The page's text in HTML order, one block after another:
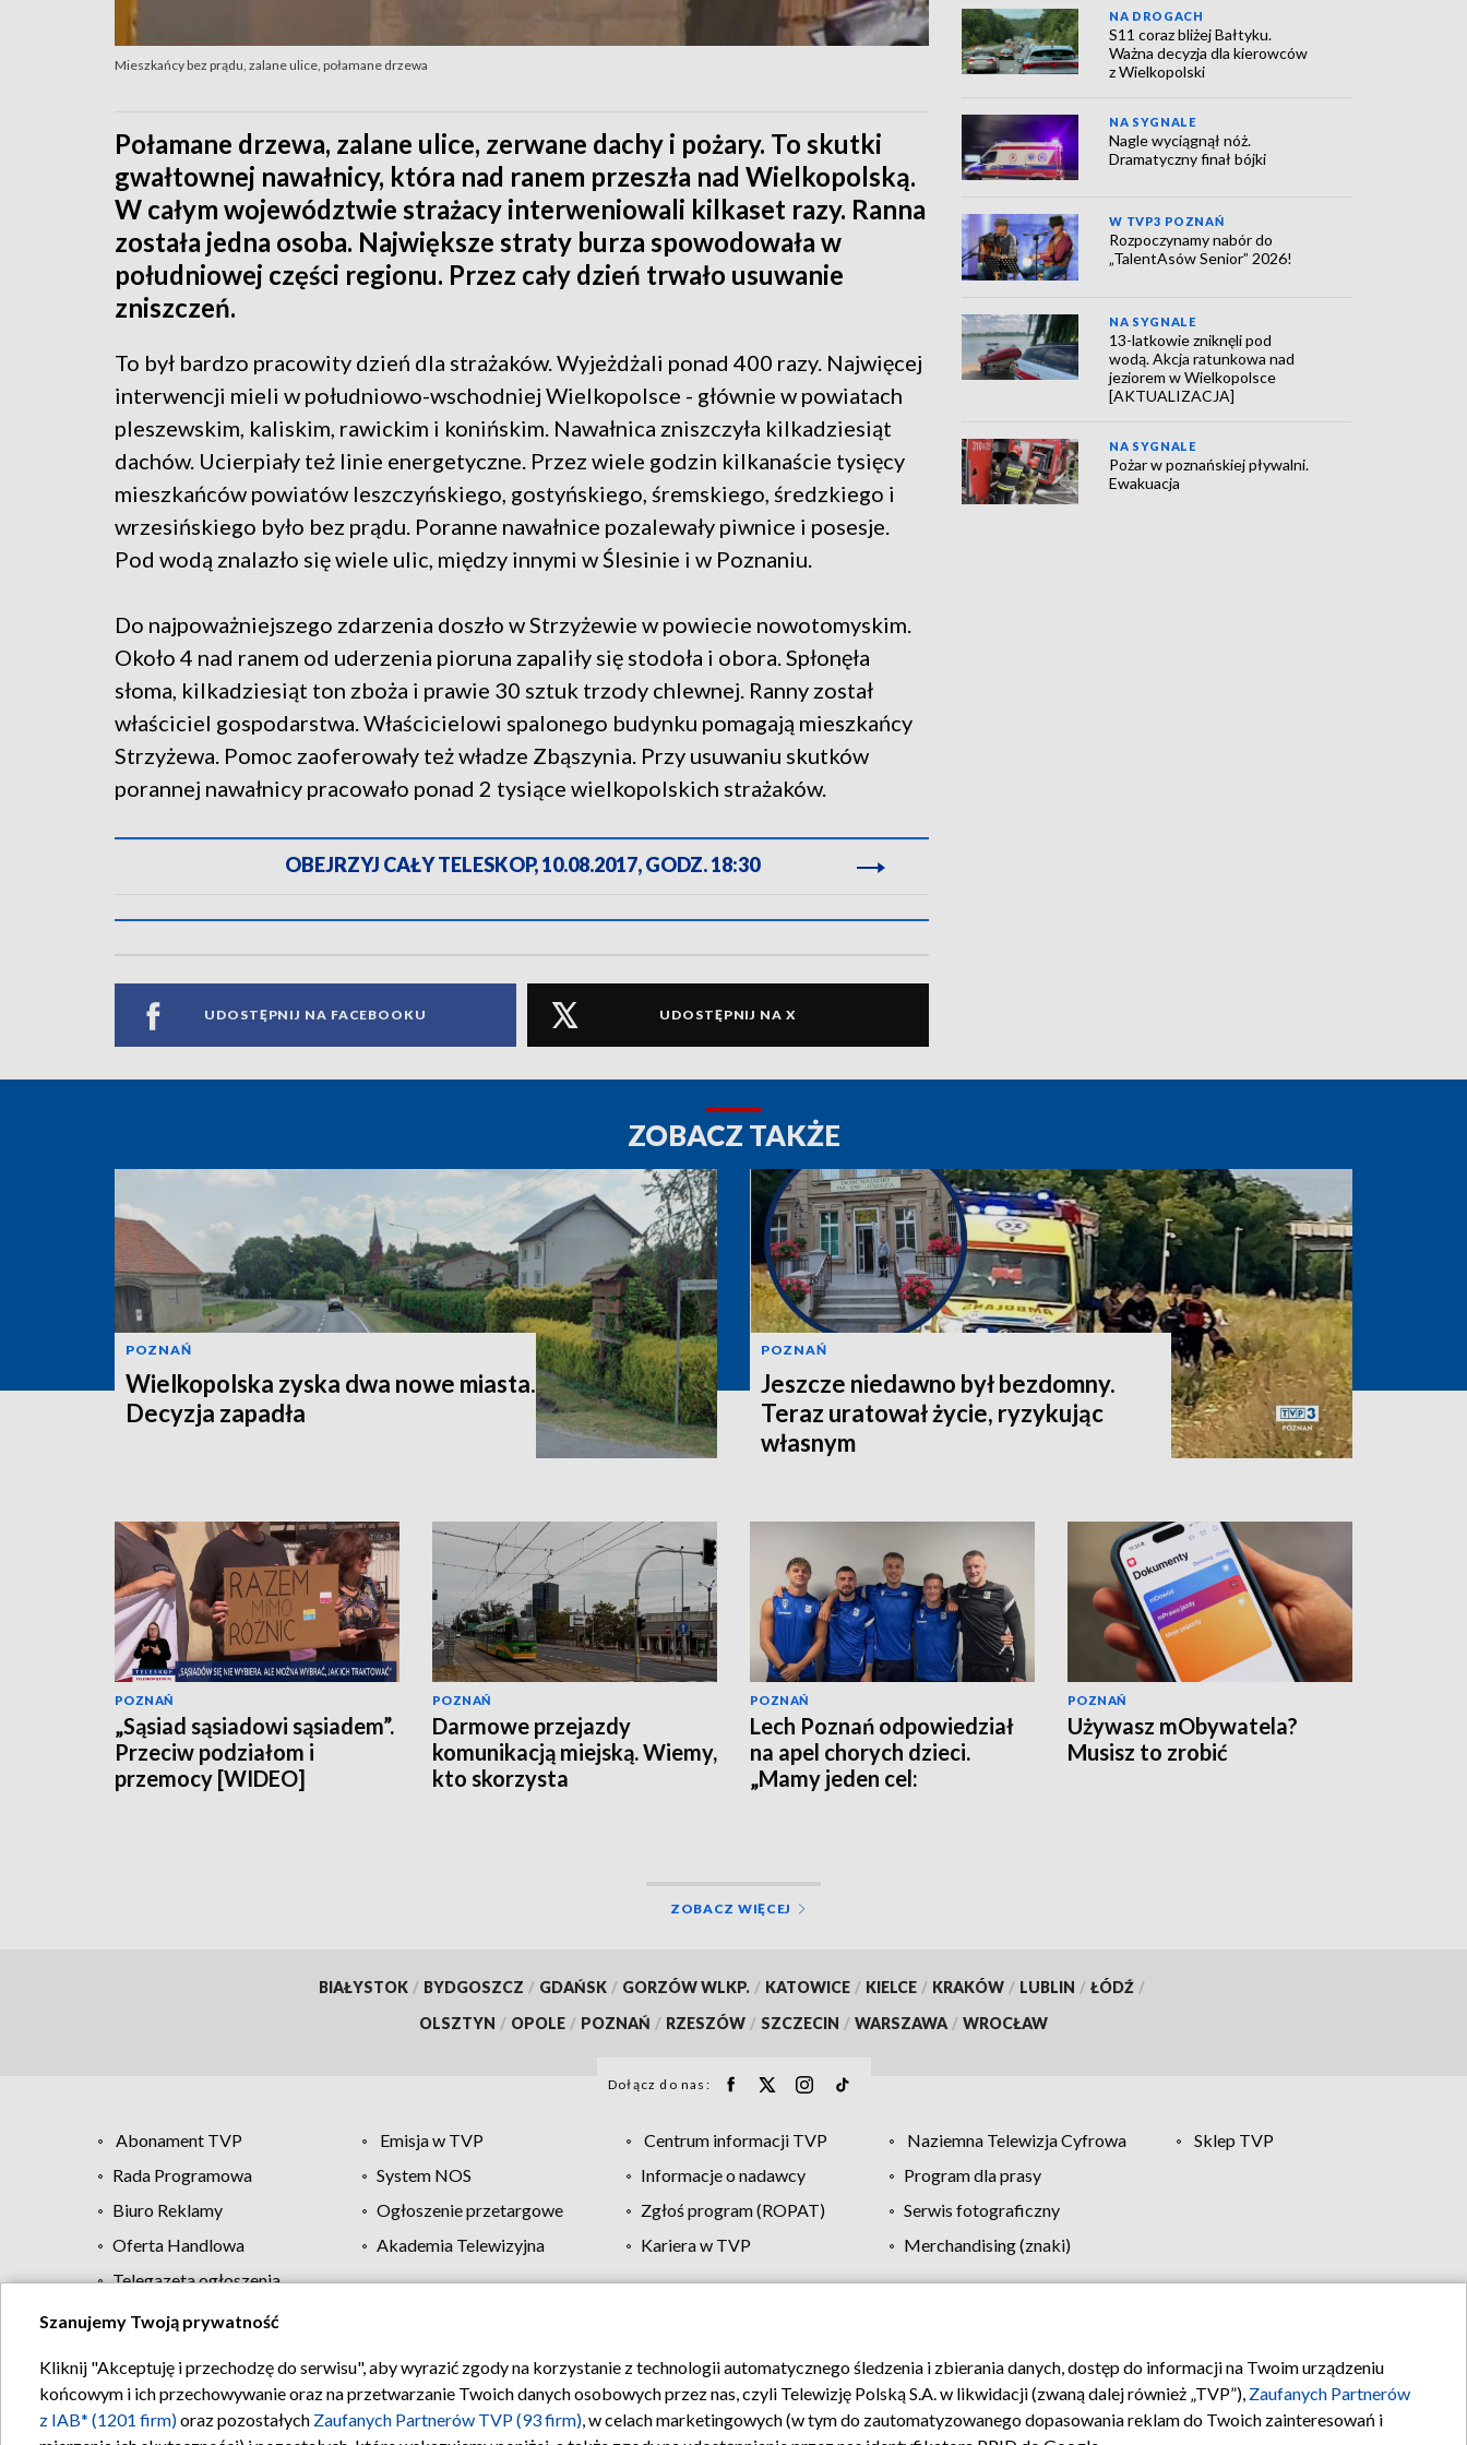
Mieszkańcy bez prądu, zalane ulice, połamane drzewa
Połamane drzewa, zalane ulice, zerwane dachy i pożary. To skutki
gwałtownej nawałnicy, która nad ranem przeszła nad Wielkopolską.
W całym województwie strażacy interweniowali kilkaset razy. Ranna
została jedna osoba. Największe straty burza spowodowała w
południowej części regionu. Przez cały dzień trwało usuwanie
zniszczeń.
To był bardzo pracowity dzień dla strażaków. Wyjeżdżali ponad 400 razy. Najwięcej
interwencji mieli w południowo-wschodniej Wielkopolsce - głównie w powiatach
pleszewskim, kaliskim, rawickim i konińskim. Nawałnica zniszczyła kilkadziesiąt
dachów. Ucierpiały też linie energetyczne. Przez wiele godzin kilkanaście tysięcy
mieszkańców powiatów leszczyńskiego, gostyńskiego, śremskiego, średzkiego i
wrzesińskiego było bez prądu. Poranne nawałnice pozalewały piwnice i posesje.
Pod wodą znalazło się wiele ulic, między innymi w Ślesinie i w Poznaniu.
Do najpoważniejszego zdarzenia doszło w Strzyżewie w powiecie nowotomyskim.
Około 4 nad ranem od uderzenia pioruna zapaliły się stodoła i obora. Spłonęła
słoma, kilkadziesiąt ton zboża i prawie 30 sztuk trzody chlewnej. Ranny został
właściciel gospodarstwa. Właścicielowi spalonego budynku pomagają mieszkańcy
Strzyżewa. Pomoc zaoferowały też władze Zbąszynia. Przy usuwaniu skutków
porannej nawałnicy pracowało ponad 2 tysiące wielkopolskich strażaków.
OBEJRZYJ CAŁY TELESKOP, 10.08.2017, GODZ. 18:30
UDOSTĘPNIJ NA FACEBOOKU UDOSTĘPNIJ NA X
NA DROGACH
S11 coraz bliżej Bałtyku.
Ważna decyzja dla kierowców
z Wielkopolski
NA SYGNALE
Nagle wyciągnął nóż.
Dramatyczny finał bójki
W TVP3 POZNAŃ
Rozpoczynamy nabór do
„TalentAsów Senior” 2026!
NA SYGNALE
13-latkowie zniknęli pod
wodą. Akcja ratunkowa nad
jeziorem w Wielkopolsce
[AKTUALIZACJA]
NA SYGNALE
Pożar w poznańskiej pływalni.
Ewakuacja
ZOBACZ TAKŻE
POZNAŃ
Wielkopolska zyska dwa nowe miasta.
Decyzja zapadła
POZNAŃ
Jeszcze niedawno był bezdomny.
Teraz uratował życie, ryzykując
własnym
POZNAŃ
„Sąsiad sąsiadowi sąsiadem”.
Przeciw podziałom i
przemocy [WIDEO]
POZNAŃ
Darmowe przejazdy
komunikacją miejską. Wiemy,
kto skorzysta
POZNAŃ
Lech Poznań odpowiedział
na apel chorych dzieci.
„Mamy jeden cel:
POZNAŃ
Używasz mObywatela?
Musisz to zrobić
ZOBACZ WIĘCEJ
BIAŁYSTOK / BYDGOSZCZ / GDAŃSK / GORZÓW WLKP. / KATOWICE / KIELCE / KRAKÓW / LUBLIN / ŁÓDŹ /
OLSZTYN / OPOLE / POZNAŃ / RZESZÓW / SZCZECIN / WARSZAWA / WROCŁAW
Dołącz do nas:
Abonament TVP Emisja w TVP Centrum informacji TVP Naziemna Telewizja Cyfrowa
Sklep TVP
Rada Programowa
System NOS Informacje o nadawcy
Program dla prasy
Biuro Reklamy
Ogłoszenie przetargowe Zgłoś program (ROPAT)
Serwis fotograficzny
Oferta Handlowa
Akademia Telewizyjna Kariera w TVP
Merchandising (znaki)
Telegazeta ogłoszenia
Regulamin TVP Polityka prywatności Moje zgody Pomoc Biuro reklamy Kontakt
Szanujemy Twoją prywatność
Kliknij "Akceptuję i przechodzę do serwisu", aby wyrazić zgody na korzystanie z technologii automatycznego śledzenia i zbierania danych, dostęp do informacji na Twoim urządzeniu
końcowym i ich przechowywanie oraz na przetwarzanie Twoich danych osobowych przez nas, czyli Telewizję Polską S.A. w likwidacji (zwaną dalej również „TVP”), Zaufanych Partnerów
z IAB* (1201 firm)oraz pozostałych Zaufanych Partnerów TVP (93 firm), w celach marketingowych (w tym do zautomatyzowanego dopasowania reklam do Twoich zainteresowań i